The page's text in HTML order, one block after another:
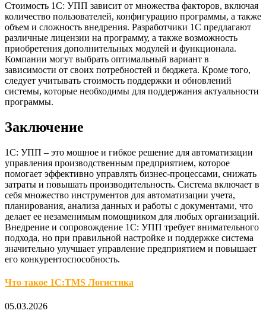
Стоимость 1С: УПП зависит от множества факторов, включая
количество пользователей, конфигурацию программы, а также
объем и сложность внедрения. Разработчики 1С предлагают
различные лицензии на программу, а также возможность
приобретения дополнительных модулей и функционала.
Компании могут выбрать оптимальный вариант в
зависимости от своих потребностей и бюджета. Кроме того,
следует учитывать стоимость поддержки и обновлений
системы, которые необходимы для поддержания актуальности
программы.
Заключение
1С: УПП – это мощное и гибкое решение для автоматизации
управления производственным предприятием, которое
помогает эффективно управлять бизнес-процессами, снижать
затраты и повышать производительность. Система включает в
себя множество инструментов для автоматизации учета,
планирования, анализа данных и работы с документами, что
делает ее незаменимым помощником для любых организаций.
Внедрение и сопровождение 1С: УПП требует внимательного
подхода, но при правильной настройке и поддержке система
значительно улучшает управление предприятием и повышает
его конкурентоспособность.
Что такое 1С:TMS Логистика
05.03.2026